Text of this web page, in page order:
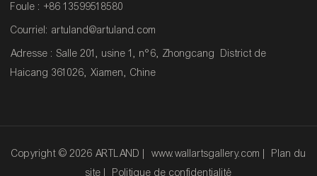
Foule : +86 13599518580
Courriel: artuland@artuland.com
Adresse : Salle 201, usine 1, n°6, Zhongcang District de
Haicang 361026, Xiamen, Chine
Copyright © 2026 ARTLAND | www.wallartsgallery.com
Plan du
site
Politique de confidentialité